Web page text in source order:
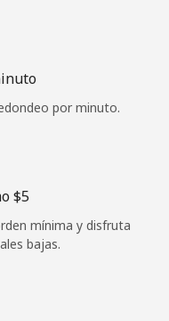
tu contraseña? →
por minuto.
⁦$5⁩
mínima y disfruta
bajas.